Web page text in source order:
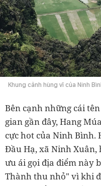
Khung cảnh hùng vĩ của Ninh
Bên cạnh những cái
gian gần đây, Hang
cực hot của Ninh Bình.
Đầu Hạ, xã Ninh
ưu ái gọi địa điểm này
Thành thu nhỏ" vì khi